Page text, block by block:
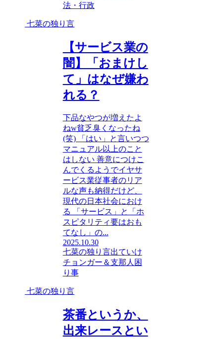
法・行政
七菜の独り言
【サービス業の
闇】「おまけし
て」はなぜ嫌わ
れる？
下品なやつが増えたよ
ねw貧乏臭くなったね
(笑) 「はい」と言いつつ
マニュアル以上のこと
はしない 善意につけこ
んでくるようでイヤサ
ービス業従事者のリア
ルな声も納得だけど、
現代の日本社会におけ
る 「サービス」と「ホ
スピタリティ要はおも
てなし」の...
2025.10.30
七菜の独り言出ていけ
チョンガー＆支那人 困
り事
七菜の独り言
茶番というか、
出来レースとい